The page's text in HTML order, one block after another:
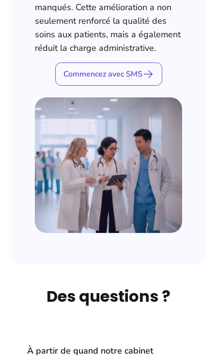
manqués. Cette amélioration a non
seulement renforcé la qualité des
soins aux patients, mais a également
réduit la charge administrative.
Commencez avec SMS
Des questions ?
À partir de quand notre cabinet